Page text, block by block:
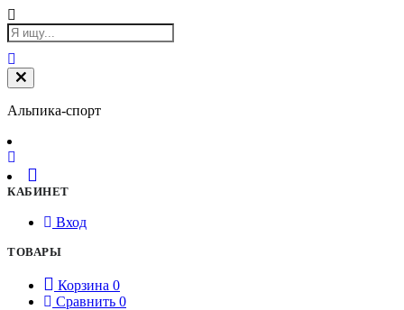
Альпика-спорт
КАБИНЕТ
Вход
ТОВАРЫ
Корзина 0
Сравнить 0